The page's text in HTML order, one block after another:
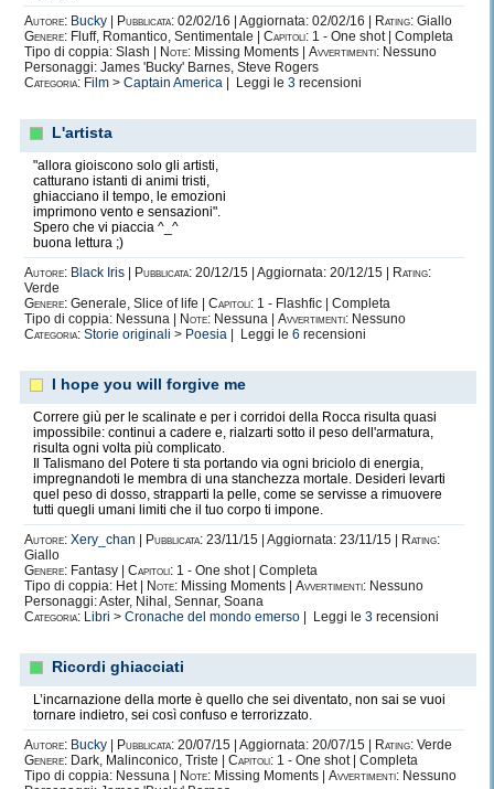
Autore: Bucky Pubblicata: 02/02/16 | Aggiornata: 02/02/16 | Rating: Giallo
Genere: Fluff, Romantico, Sentimentale | Capitoli: 1 - One shot | Completa
Tipo di coppia: Slash |
Note: Missing Moments | Avvertimenti: Nessuno
Personaggi: James 'Bucky' Barnes, Steve Rogers
Categoria: Film > Captain America | Leggi le 3 recensioni
L'artista
"allora gioiscono solo gli artisti,
catturano istanti di animi tristi,
ghiacciano il tempo, le emozioni
imprimono vento e sensazioni".
Spero che vi piaccia ^_^
buona lettura ;)
Autore: Black Iris Pubblicata: 20/12/15 | Aggiornata: 20/12/15 |
Rating:
Verde
Genere: Generale, Slice of life | Capitoli: 1 - Flashfic | Completa
Tipo di coppia: Nessuna |
Note: Nessuna | Avvertimenti: Nessuno
Categoria: Storie originali > Poesia | Leggi le 6 recensioni
I hope you will forgive me
Correre giù per le scalinate e per i corridoi della Rocca risulta quasi
impossibile: continui a cadere e, rialzarti sotto il peso dell'armatura,
risulta ogni volta più complicato.
Il Talismano del Potere ti sta portando via ogni briciolo di energia,
impregnandoti le membra di una stanchezza mortale. Desideri levarti
quel peso di dosso, strapparti la pelle, come se servisse a rimuovere
tutti quegli umani limiti che il tuo corpo ti impone.
Autore: Xery_chan Pubblicata: 23/11/15 | Aggiornata: 23/11/15 |
Rating:
Giallo
Genere: Fantasy | Capitoli: 1 - One shot | Completa
Tipo di coppia: Het |
Note: Missing Moments | Avvertimenti: Nessuno
Personaggi: Aster, Nihal, Sennar, Soana
Categoria: Libri > Cronache del mondo emerso | Leggi le 3 recensioni
Ricordi ghiacciati
L’incarnazione della morte è quello che sei diventato, non sai se vuoi
tornare indietro, sei così confuso e terrorizzato.
Autore: Bucky Pubblicata: 20/07/15 | Aggiornata: 20/07/15 | Rating: Verde
Genere: Dark, Malinconico, Triste | Capitoli: 1 - One shot | Completa
Tipo di coppia: Nessuna |
Note: Missing Moments | Avvertimenti: Nessuno